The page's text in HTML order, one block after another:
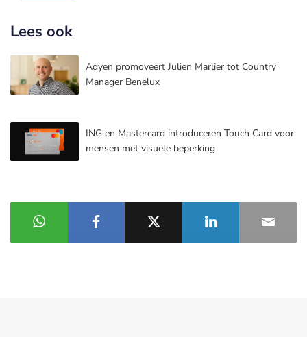
Lees ook
Adyen promoveert Julien Marlier tot Country
Manager Benelux
ING en Mastercard introduceren Touch Card voor
mensen met visuele beperking